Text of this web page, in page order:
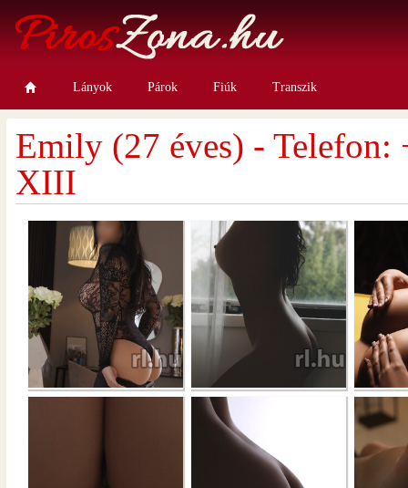
Lányok Párok Fiúk Transzik
Emily (27 éves) - Telefon:
XIII